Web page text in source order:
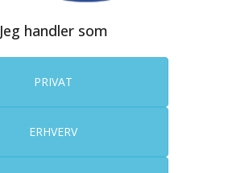
Jeg handler som
PRIVAT
ERHVERV